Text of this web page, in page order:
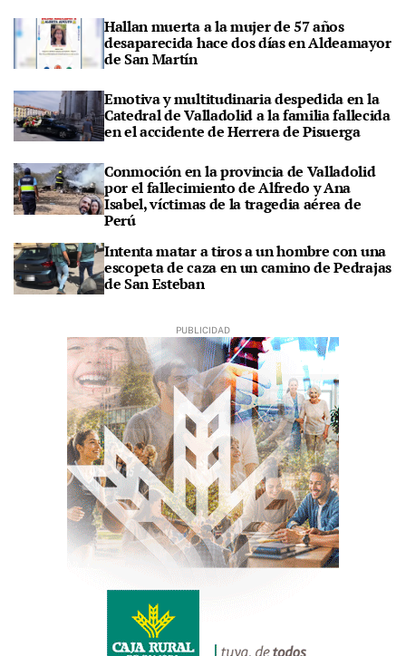
Hallan muerta a la mujer de 57 años
desaparecida hace dos días en Aldeamayor
de San Martín
Emotiva y multitudinaria despedida en la
Catedral de Valladolid a la familia fallecida
en el accidente de Herrera de Pisuerga
Conmoción en la provincia de Valladolid
por el fallecimiento de Alfredo y Ana
Isabel, víctimas de la tragedia aérea de
Perú
Intenta matar a tiros a un hombre con una
escopeta de caza en un camino de Pedrajas
de San Esteban